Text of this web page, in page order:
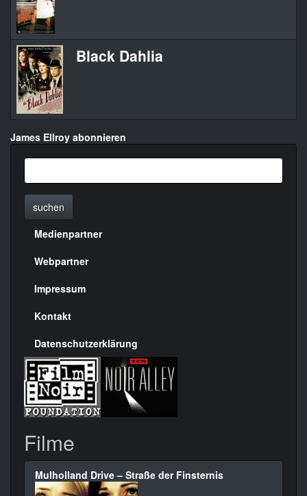
Black Dahlia
James Ellroy abonnieren
suchen
Menülinks
rechte
Seite
Medienpartner
Webpartner
Impressum
Kontakt
Datenschutzerklärung
Filme
Mulholland Drive – Straße der Finsternis